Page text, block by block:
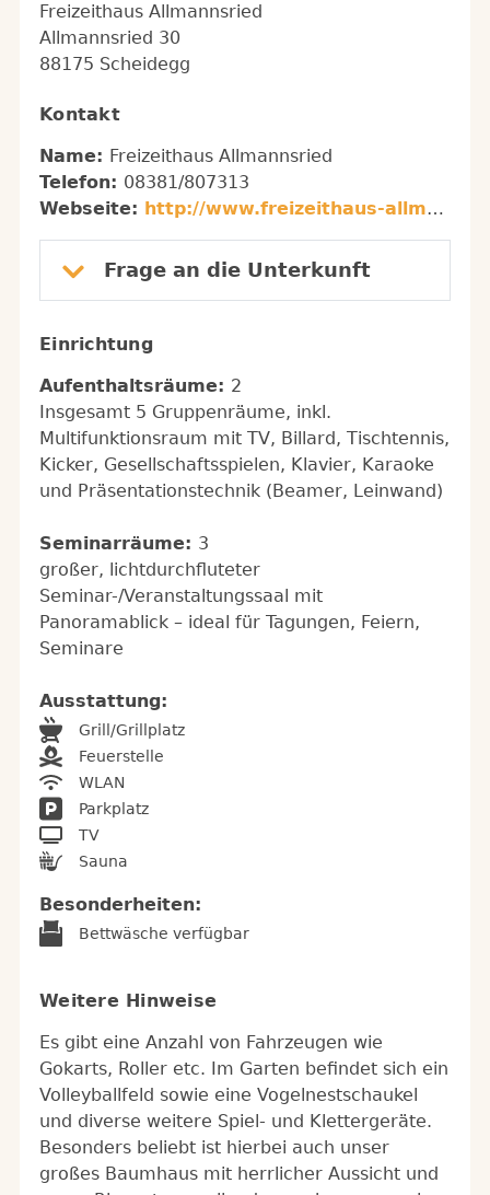
Freizeithaus Allmannsried
Allmannsried 30
88175 Scheidegg
Kontakt
Name: Freizeithaus Allmannsried
Telefon: 08381/807313
Webseite:
http://www.freizeithaus-allmannsried.de
Frage an die Unterkunft
Einrichtung
Aufenthaltsräume: 2
Insgesamt 5 Gruppenräume, inkl.
Multifunktionsraum mit TV, Billard, Tischtennis,
Kicker, Gesellschaftsspielen, Klavier, Karaoke
und Präsentationstechnik (Beamer, Leinwand)
Seminarräume: 3
großer, lichtdurchfluteter
Seminar-/Veranstaltungssaal mit
Panoramablick – ideal für Tagungen, Feiern,
Seminare
Ausstattung:
Grill/Grillplatz
Feuerstelle
WLAN
Parkplatz
TV
Sauna
Besonderheiten:
Bettwäsche verfügbar
Weitere Hinweise
Es gibt eine Anzahl von Fahrzeugen wie
Gokarts, Roller etc. Im Garten befindet sich ein
Volleyballfeld sowie eine Vogelnestschaukel
und diverse weitere Spiel- und Klettergeräte.
Besonders beliebt ist hierbei auch unser
großes Baumhaus mit herrlicher Aussicht und